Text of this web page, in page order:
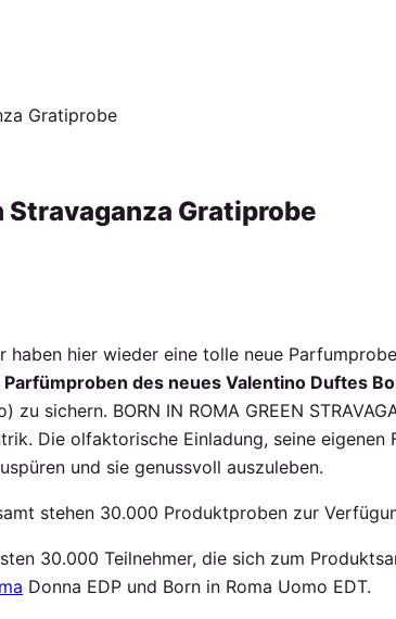
Gratiprobe
Stravaganza Gratiprobe
haben hier wieder eine tolle neue
des neues Valentino Duftes
zu sichern. BORN IN ROMA GREEN
Die olfaktorische Einladung, seine
und sie genussvoll auszuleben.
stehen 30.000 Produktproben zur
30.000 Teilnehmer, die sich zum
Donna EDP und Born in Roma Uomo EDT.